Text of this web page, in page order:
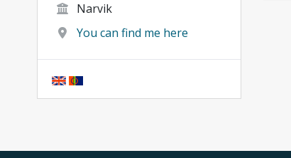
Narvik
You can find me here